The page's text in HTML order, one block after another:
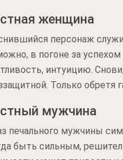
женщина
персонаж
в погоне за
интуицию.
Только обретя
мужчина
печального мужчины
быть сильным,